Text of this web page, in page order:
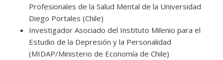
Profesionales de la Salud Mental de la Universidad
Diego Portales (Chile)
Investigador Asociado del Instituto Milenio para el
Estudio de la Depresión y la Personalidad
(MIDAP/Ministerio de Economía de Chile)